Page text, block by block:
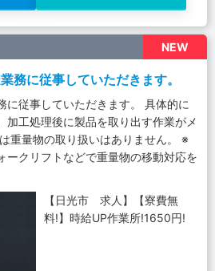
NEW
務に従事していただきます。
に従事していただきます。 具体的に
加工処理後に製品を取り出す作業がメ
重量物の取り扱いはありません。 ※
ークリフトなどで重量物の移動対応を
【日光市 求人】【寮費無
料!】時給UP作業所!1650円!